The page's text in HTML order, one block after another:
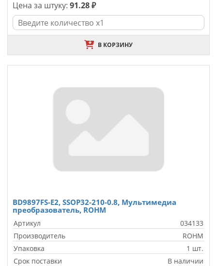
Цена за штуку: 91.28 ₽
В КОРЗИНУ
BD9897FS-E2, SSOP32-210-0.8, Мультимедиа
преобразователь, ROHM
Артикул
034133
Производитель
ROHM
Упаковка
1 шт.
Срок поставки
В наличии